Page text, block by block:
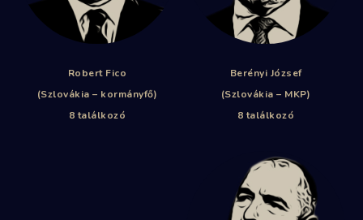
Robert Fico
(Szlovákia – kormányfő)
8 találkozó
Berényi József
(Szlovákia – MKP)
8 találkozó